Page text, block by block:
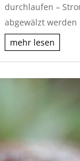
durchlaufen –
abgewälzt werden
mehr lesen